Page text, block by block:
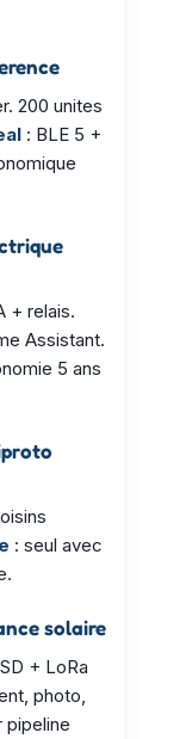
200 unites
: BLE 5 +
+ relais.
Assistant.
5 ans
: seul avec
solaire
+ LoRa
photo,
pipeline